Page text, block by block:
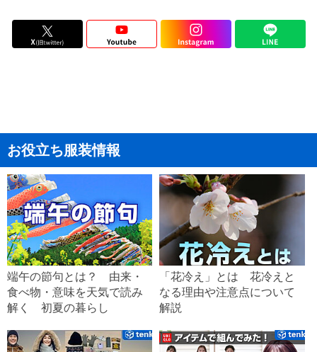
お役立ち服装情報
端午の節句とは？ 由来・
食べ物・意味を天気で読み
解く 初夏の暮らし
「花冷え」とは 花冷えと
なる理由や注意点について
解説